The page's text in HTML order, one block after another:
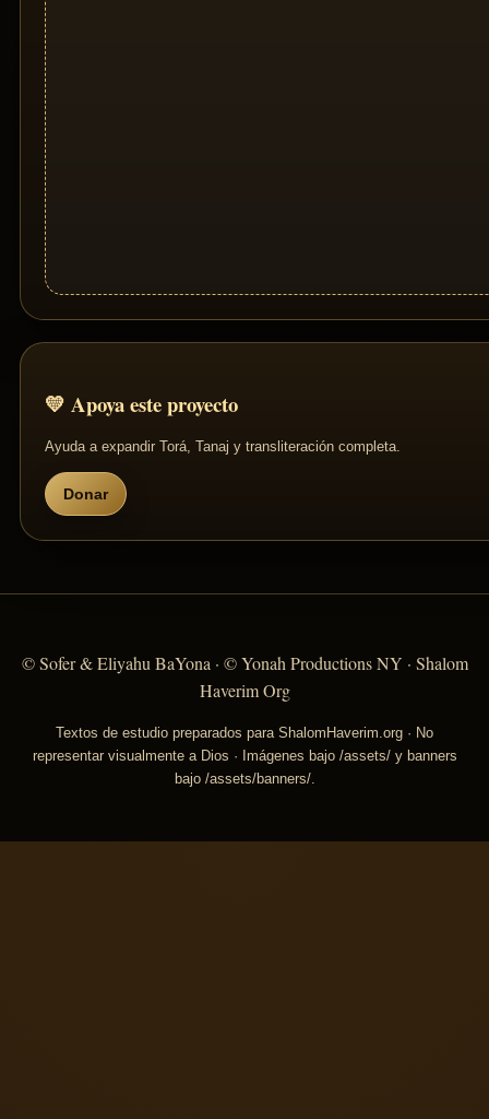
💛 Apoya este proyecto
Ayuda a expandir Torá, Tanaj y transliteración completa.
Donar
© Sofer & Eliyahu BaYona · © Yonah Productions NY · Shalom
Haverim Org
Textos de estudio preparados para ShalomHaverim.org · No
representar visualmente a Dios · Imágenes bajo /assets/ y banners
bajo /assets/banners/.